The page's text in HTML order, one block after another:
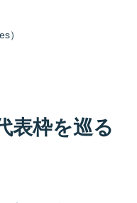
）
表枠を巡る